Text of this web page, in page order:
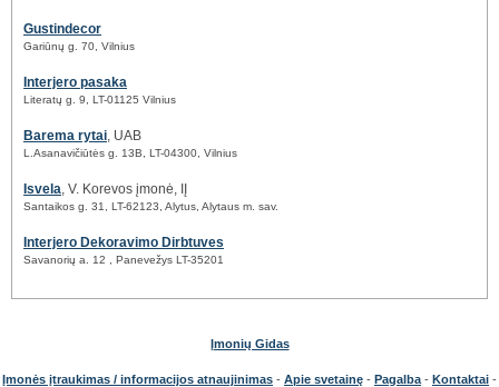
Gustindecor
Gariūnų g. 70, Vilnius
Interjero pasaka
Literatų g. 9, LT-01125 Vilnius
Barema rytai, UAB
L.Asanavičiūtės g. 13B, LT-04300, Vilnius
Isvela, V. Korevos įmonė, IĮ
Santaikos g. 31, LT-62123, Alytus, Alytaus m. sav.
Interjero Dekoravimo Dirbtuves
Savanorių a. 12 , Panevežys LT-35201
Įmonių Gidas
Įmonės įtraukimas / informacijos atnaujinimas - Apie svetainę - Pagalba - Kontaktai -